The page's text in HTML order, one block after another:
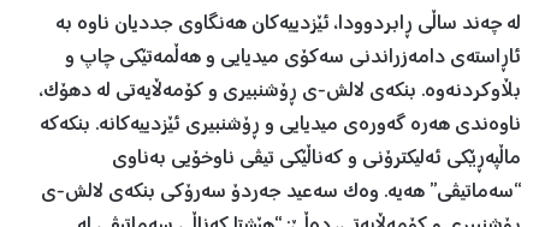
لە چەند ساڵی ڕابردوودا، ئێزدییەکان هەنگاوی جددیان ناوە بە
ئاڕاستەی دامەزراندنی سەکۆی میدیایی و هەڵمەتێکی چاپ و
بڵاوکردنەوە. بنکەی لالش-ی ڕۆشنبیری و کۆمەڵایەتی لە دهۆک،
ناوەندی هەرە گەورەی میدیایی و ڕۆشنبیری ئێزدییەکانە. بنکەکە
ماڵپەڕێکی ئەلیکترۆنی و کەناڵێکی تیڤی ناوخۆیی بەناوی
“سەماتیڤی” هەیە. وەک سەعید جەردۆ سەرۆکی بنکەی لالش-ی